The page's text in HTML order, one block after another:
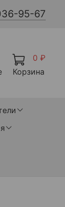
95-67
0 ₽
Корзина